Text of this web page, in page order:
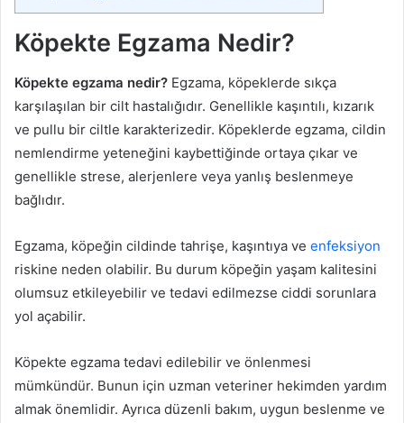
Köpekte Egzama Nedir?
Köpekte egzama nedir? Egzama, köpeklerde sıkça
karşılaşılan bir cilt hastalığıdır. Genellikle kaşıntılı, kızarık
ve pullu bir ciltle karakterizedir. Köpeklerde egzama, cildin
nemlendirme yeteneğini kaybettiğinde ortaya çıkar ve
genellikle strese, alerjenlere veya yanlış beslenmeye
bağlıdır.
Egzama, köpeğin cildinde tahrişe, kaşıntıya ve enfeksiyon
riskine neden olabilir. Bu durum köpeğin yaşam kalitesini
olumsuz etkileyebilir ve tedavi edilmezse ciddi sorunlara
yol açabilir.
Köpekte egzama tedavi edilebilir ve önlenmesi
mümkündür. Bunun için uzman veteriner hekimden yardım
almak önemlidir. Ayrıca düzenli bakım, uygun beslenme ve